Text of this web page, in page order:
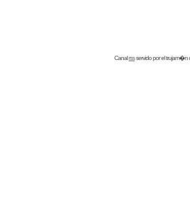
Canalrssservido por eltrujam�n